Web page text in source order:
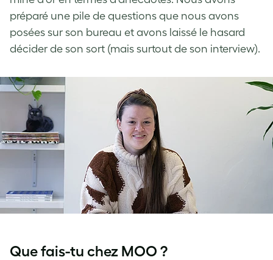
préparé une pile de questions que nous avons
posées sur son bureau et avons laissé le hasard
décider de son sort (mais surtout de son interview).
Que fais-tu chez MOO ?